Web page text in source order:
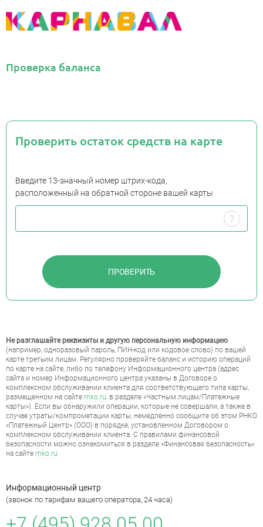
Проверка баланса
Проверить остаток средств на карте
Введите 13-значный номер штрих-кода,
расположенный на обратной стороне вашей карты
ПРОВЕРИТЬ
Не разглашайте реквизиты и другую персональную информацию
(например, одноразовый пароль, ПИН-код или кодовое слово) по вашей
карте третьим лицам. Регулярно проверяйте баланс и историю операций
по карте на сайте, либо по телефону Информационного центра (адрес
сайта и номер Информационного центра указаны в Договоре о
комплексном обслуживании клиента для соответствующего типа карты,
размещенном на сайте rnko.ru, в разделе «Частным лицам/Платежные
карты»). Если вы обнаружили операции, которые не совершали, а также в
случае утраты/компрометации карты, немедленно сообщите об этом РНКО
«Платежный Центр» (ООО) в порядке, установленном Договором о
комплексном обслуживании клиента. С правилами финансовой
безопасности можно ознакомиться в разделе «Финансовая безопасность»
на сайте rnko.ru.
Информационный центр
(звонок по тарифам вашего оператора, 24 часа)